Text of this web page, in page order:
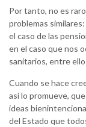
Por tanto, no es
problemas
el caso de las
en el caso que nos
sanitarios, entre
Cuando se hace
así lo promueve,
ideas
del Estado que